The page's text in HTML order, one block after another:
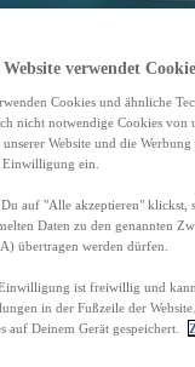
Website verwendet
Cookies und ähnliche
nicht notwendige Cookies von
Website und die
ein.
auf "Alle akzeptieren" klickst,
Daten zu den genannten
übertragen werden dürfen.
ist freiwillig und
in der Fußzeile der
auf Deinem Gerät gespeichert.